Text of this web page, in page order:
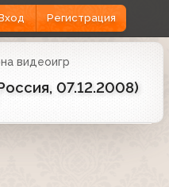
Регистрация
видеоигр
07.12.2008)